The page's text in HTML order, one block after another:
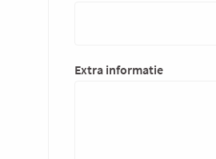
Extra informatie